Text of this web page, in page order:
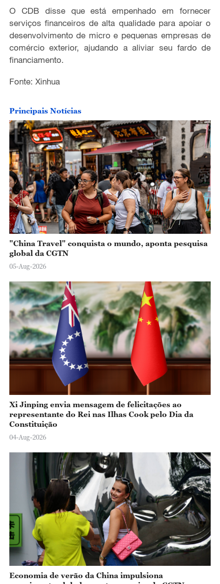
O CDB disse que está empenhado em fornecer
serviços financeiros de alta qualidade para apoiar o
desenvolvimento de micro e pequenas empresas de
comércio exterior, ajudando a aliviar seu fardo de
financiamento.
Fonte: Xinhua
Principais Notícias
"China Travel" conquista o mundo, aponta pesquisa
global da CGTN
05-Aug-2026
Xi Jinping envia mensagem de felicitações ao
representante do Rei nas Ilhas Cook pelo Dia da
Constituição
04-Aug-2026
Economia de verão da China impulsiona